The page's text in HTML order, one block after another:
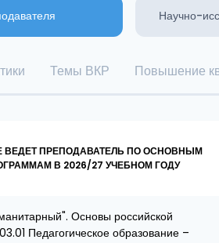
Научно-
Темы ВКР Повышение
ПРЕПОДАВАТЕЛЬ ПО ОСНОВНЫМ
В 2026/27 УЧЕБНОМ ГОДУ
Основы российской
Педагогическое образование –